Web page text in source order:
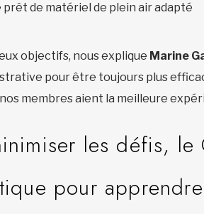
de matériel de plein air adapté
objectifs, nous explique Marine
pour être toujours plus
membres aient la meilleure
les défis, le
pour